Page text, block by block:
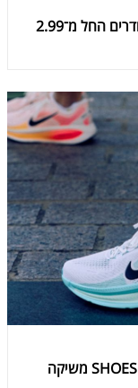
שיכון ובינוי ממשיכה בגבעת זמר: דירות 5 חדרים החל מ־2.99
שוז איקס מרחיבה את פעילותה בישראל: SHOES X משיקה